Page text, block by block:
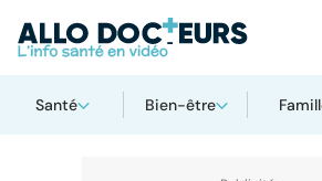
Santé Bien-être